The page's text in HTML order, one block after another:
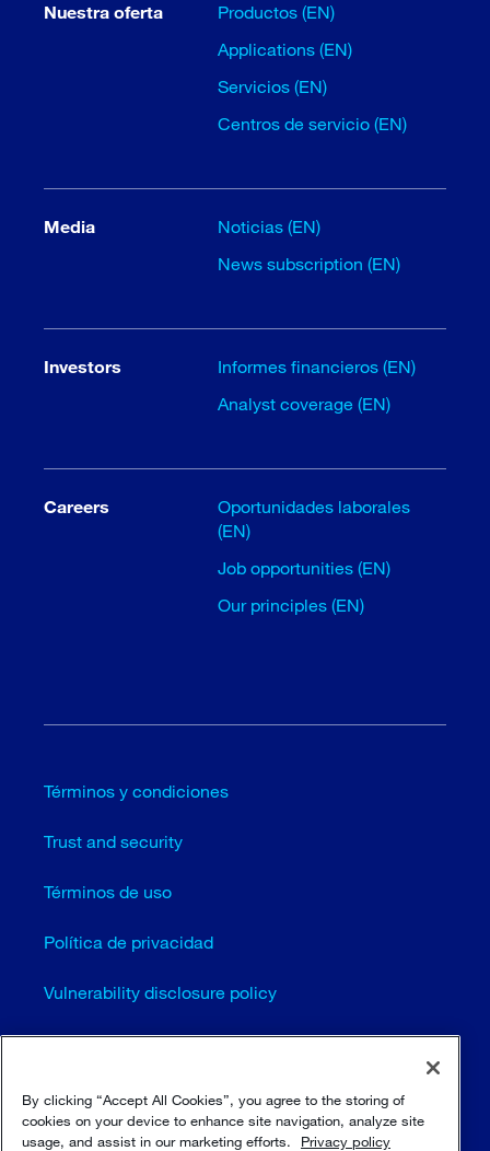
Nuestra oferta
Productos (EN)
Applications (EN)
Servicios (EN)
Centros de servicio (EN)
Media
Noticias (EN)
News subscription (EN)
Investors
Informes financieros (EN)
Analyst coverage (EN)
Careers
Oportunidades laborales
(EN)
Job opportunities (EN)
Our principles (EN)
Términos y condiciones
Trust and security
Términos de uso
Política de privacidad
Vulnerability disclosure policy
Cookie settings (EN)
Mapa del sitio
By clicking “Accept All Cookies”, you agree to the storing of
cookies on your device to enhance site navigation, analyze site
usage, and assist in our marketing efforts.
Privacy policy